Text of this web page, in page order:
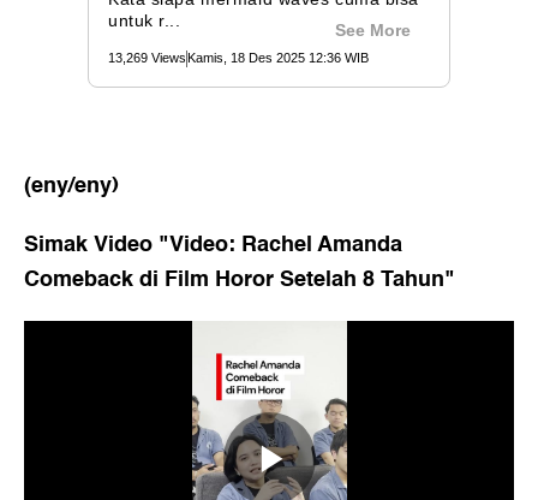
(eny/eny)
Simak Video "Video: Rachel Amanda
Comeback di Film Horor Setelah 8 Tahun"